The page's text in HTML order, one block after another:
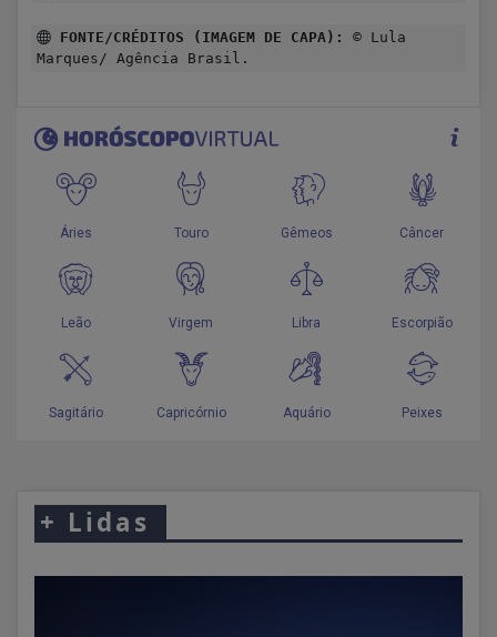
FONTE/CRÉDITOS (IMAGEM DE CAPA):
© Lula
Marques/ Agência Brasil.
+ Lidas